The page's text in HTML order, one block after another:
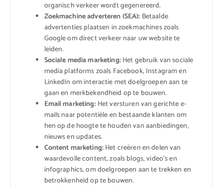
organisch verkeer wordt gegenereerd.
Zoekmachine adverteren (SEA): Betaalde
advertenties plaatsen in zoekmachines zoals
Google om direct verkeer naar uw website te
leiden.
Sociale media marketing:Het gebruik van sociale
media platforms zoals Facebook, Instagram en
LinkedIn om interactie met doelgroepen aan te
gaan en merkbekendheid op te bouwen.
Email marketing:Het versturen van gerichte e-
mails naar potentiële en bestaande klanten om
hen op de hoogte te houden van aanbiedingen,
nieuws en updates.
Content marketing:Het creëren en delen van
waardevolle content, zoals blogs, video’s en
infographics, om doelgroepen aan te trekken en
betrokkenheid op te bouwen.